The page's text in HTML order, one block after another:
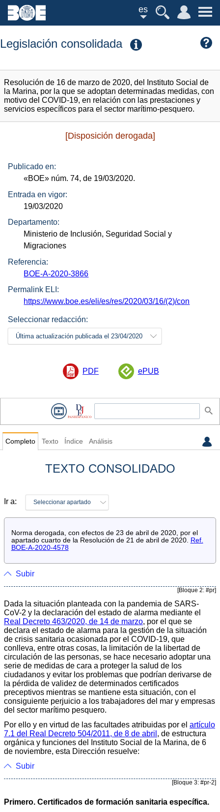
es
Legislación consolidada
Resolución de 16 de marzo de 2020, del Instituto Social de
la Marina, por la que se adoptan determinadas medidas, con
motivo del COVID-19, en relación con las prestaciones y
servicios específicos para el sector marítimo-pesquero.
[Disposición derogada]
Publicado en:
«BOE» núm. 74, de 19/03/2020.
Entrada en vigor:
19/03/2020
Departamento:
Ministerio de Inclusión, Seguridad Social y
Migraciones
Referencia:
BOE-A-2020-3866
Permalink ELI:
https://www.boe.es/eli/es/res/2020/03/16/(2)/con
Seleccionar redacción:
Última actualización publicada el 23/04/2020
PDF ePUB
Completo Texto Índice Análisis
TEXTO CONSOLIDADO
Ir a: Seleccionar apartado
Norma derogada, con efectos de 23 de abril de 2020, por el
apartado cuarto de la Resolución de 21 de abril de 2020. Ref.
BOE-A-2020-4578
Subir
[Bloque 2: #pr]
Dada la situación planteada con la pandemia de SARS-
CoV-2 y la declaración del estado de alarma mediante el
Real Decreto 463/2020, de 14 de marzo, por el que se
declara el estado de alarma para la gestión de la situación
de crisis sanitaria ocasionada por el COVID-19, que
conlleva, entre otras cosas, la limitación de la libertad de
circulación de las personas, se hace necesario adoptar una
serie de medidas de cara a proteger la salud de los
ciudadanos y evitar los problemas que podrían derivarse de
la pérdida de validez de determinados certificados
preceptivos mientras se mantiene esta situación, con el
consiguiente perjuicio a los trabajadores del mar y empresas
del sector marítimo pesquero.
Por ello y en virtud de las facultades atribuidas por el artículo
7.1 del Real Decreto 504/2011, de 8 de abril , de estructura
orgánica y funciones del Instituto Social de la Marina, de 6
de noviembre, esta Dirección resuelve:
Subir
[Bloque 3: #pr-2]
Primero. Certificados de formación sanitaria específica.